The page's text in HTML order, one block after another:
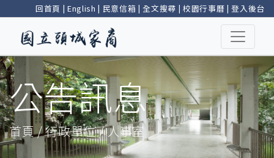
回首頁 | English | 民意信箱 |全文搜尋 | 校園行事曆 |登入後台
公告訊息
首頁 / 行政單位 / 人事室